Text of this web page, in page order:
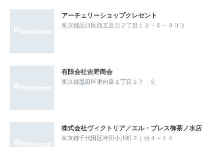
アーチェリーショップクレセント
東京都品川区西五反田２丁目１３－５－９０３
有限会社吉野商会
東京都墨田区東向島１丁目１７－５
株式会社ヴィクトリア／エル・ブレス御茶ノ水店
東京都千代田区神田小川町２丁目４－１４